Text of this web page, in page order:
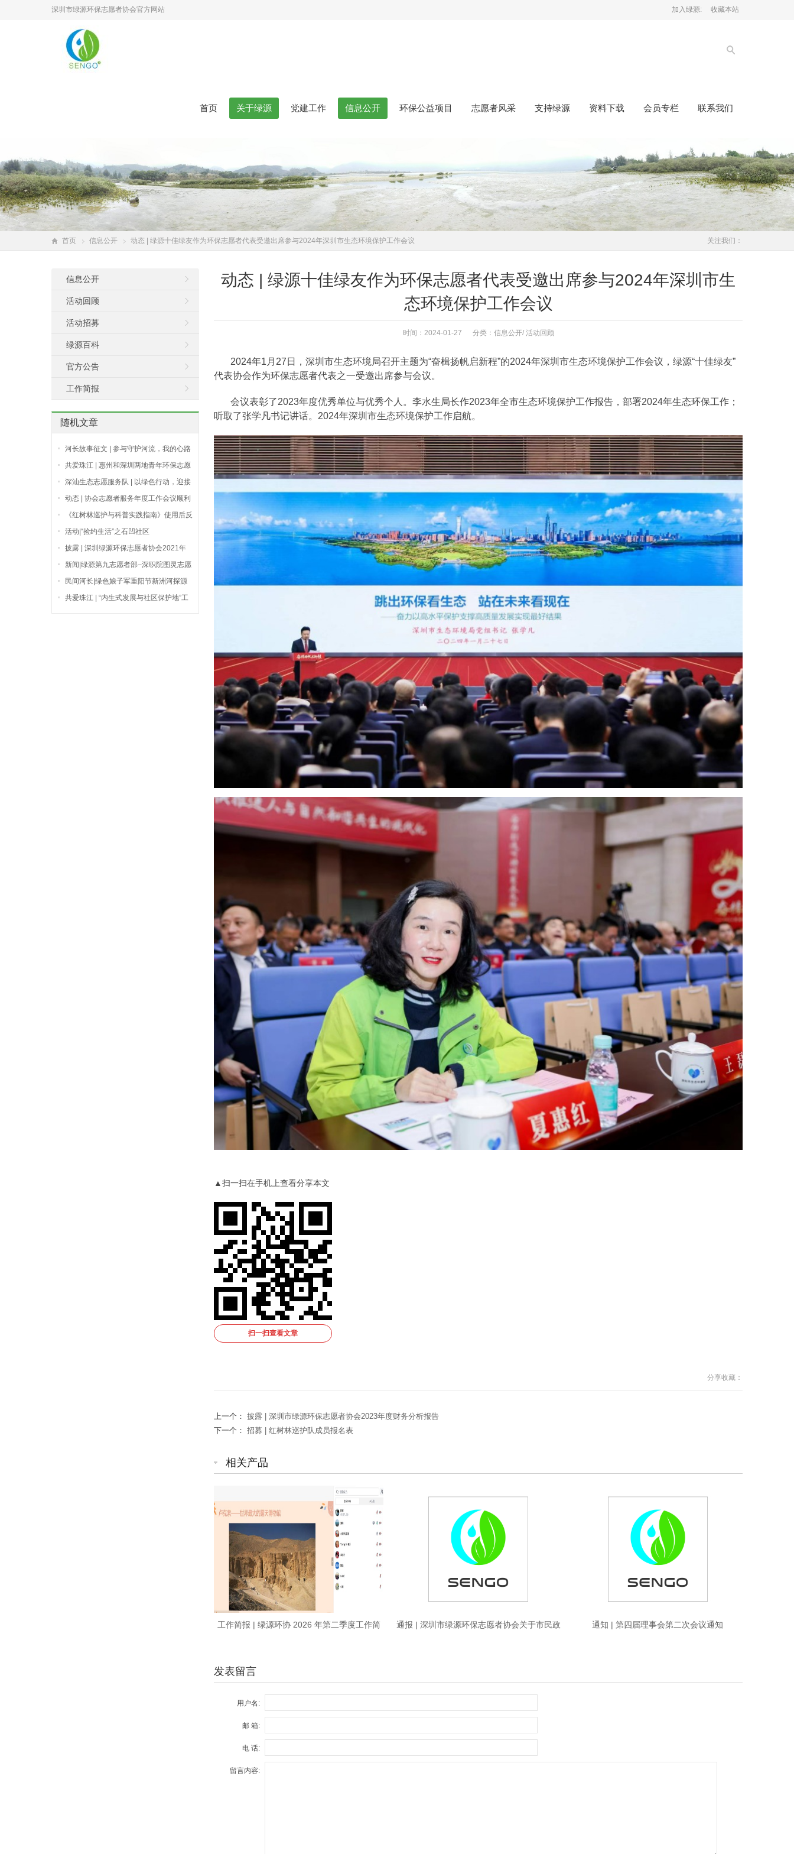
深圳市绿源环保志愿者协会官方网站 加入绿源: 收藏本站
首页 关于绿源 党建工作 信息公开 环保公益项目 志愿者风采 支持绿源 资料下载 会员专栏 联系我们
首页 信息公开 动态 | 绿源十佳绿友作为环保志愿者代表受邀出席参与2024年深圳市生态环境保护工作会议 关注我们：
动态 | 绿源十佳绿友作为环保志愿者代表受邀出席参与2024年深圳市生
态环境保护工作会议
时间：2024-01-27 分类： 信息公开/ 活动回顾
2024年1月27日，深圳市生态环境局召开主题为“奋楫扬帆启新程”的2024年深圳市生态环境保护工作会议，绿源“十佳绿友”
代表协会作为环保志愿者代表之一受邀出席参与会议。
会议表彰了2023年度优秀单位与优秀个人。李水生局长作2023年全市生态环境保护工作报告，部署2024年生态环保工作；
听取了张学凡书记讲话。2024年深圳市生态环境保护工作启航。
▲扫一扫在手机上查看分享本文
扫一扫查看文章
分享收藏：
上一个： 披露 | 深圳市绿源环保志愿者协会2023年度财务分析报告
下一个： 招募 | 红树林巡护队成员报名表
相关产品
工作简报 | 绿源环协 2026 年第二季度工作简
通报 | 深圳市绿源环保志愿者协会关于市民政
通知 | 第四届理事会第二次会议通知
发表留言
用户名:
邮 箱:
电 话:
留言内容:
信息公开
活动回顾
活动招募
绿源百科
官方公告
工作简报
随机文章
河长故事征文 | 参与守护河流，我的心路
历程
共爱珠江 | 惠州和深圳两地青年环保志愿
服务组交流合作
深汕生态志愿服务队 | 以绿色行动，迎接
生态未来
动态 | 协会志愿者服务年度工作会议顺利
举行
《红树林巡护与科普实践指南》使用后反
馈
活动|“捡约生活”之石凹社区
披露 | 深圳绿源环保志愿者协会2021年
度财务分析报告
新闻|绿源第九志愿者部–深职院图灵志愿
者部正式挂牌成立
民间河长|绿色娘子军重阳节新洲河探源
之旅
共爱珠江 | “内生式发展与社区保护地”工